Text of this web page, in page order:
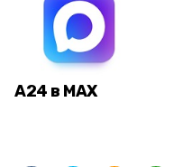
А24 в MAX